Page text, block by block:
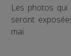
Les photos
seront
mai.